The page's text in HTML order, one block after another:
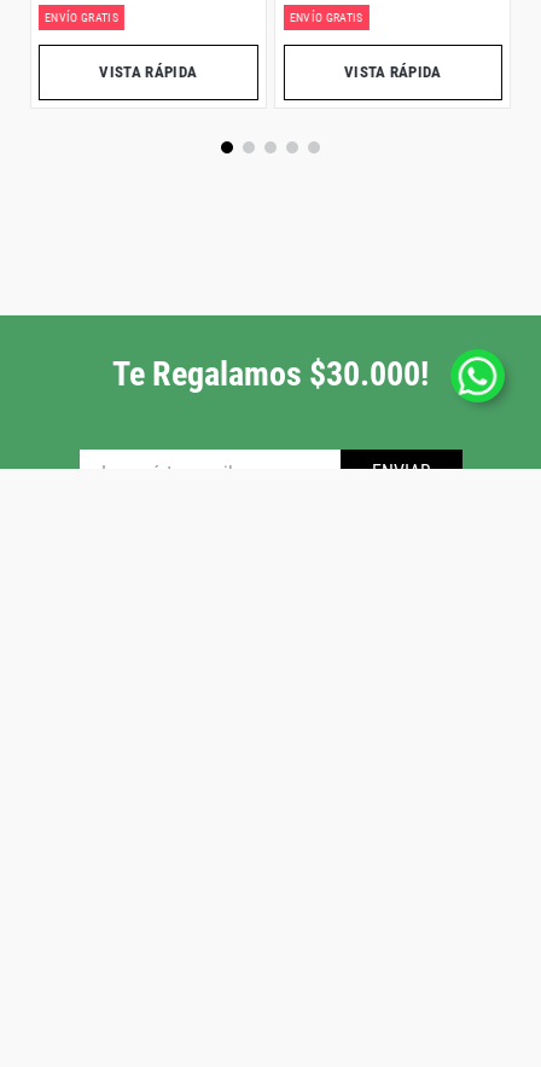
ENVÍO GRATIS
VISTA RÁPIDA
ENVÍO GRATIS
VISTA RÁPIDA
Te Regalamos $30.000!
ENVIAR